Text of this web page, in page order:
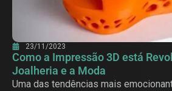
23/11/2023
Como a Impressão 3D está
Joalheria e a Moda
Uma das tendências mais